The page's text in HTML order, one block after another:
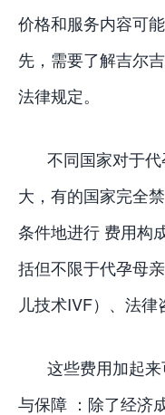
价格和服务内容可
先，需要了解吉尔
法律规定。
不同国家对于
大，有的国家完全
条件地进行 费用构
括但不限于代孕母
儿技术IVF）、法律
这些费用加起
与保障 ：除了经济